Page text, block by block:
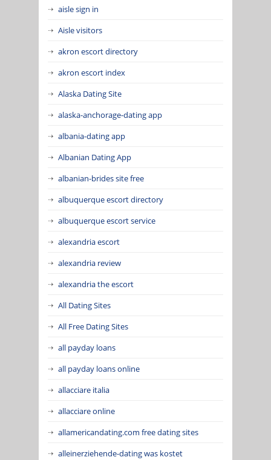
aisle sign in
Aisle visitors
akron escort directory
akron escort index
Alaska Dating Site
alaska-anchorage-dating app
albania-dating app
Albanian Dating App
albanian-brides site free
albuquerque escort directory
albuquerque escort service
alexandria escort
alexandria review
alexandria the escort
All Dating Sites
All Free Dating Sites
all payday loans
all payday loans online
allacciare italia
allacciare online
allamericandating.com free dating sites
alleinerziehende-dating was kostet